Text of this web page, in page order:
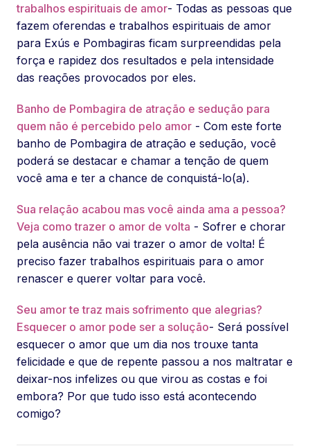
trabalhos espirituais de amor- Todas as pessoas que
fazem oferendas e trabalhos espirituais de amor
para Exús e Pombagiras ficam surpreendidas pela
força e rapidez dos resultados e pela intensidade
das reações provocados por eles.
Banho de Pombagira de atração e sedução para
quem não é percebido pelo amor - Com este forte
banho de Pombagira de atração e sedução, você
poderá se destacar e chamar a tenção de quem
você ama e ter a chance de conquistá-lo(a).
Sua relação acabou mas você ainda ama a pessoa?
Veja como trazer o amor de volta - Sofrer e chorar
pela ausência não vai trazer o amor de volta! É
preciso fazer trabalhos espirituais para o amor
renascer e querer voltar para você.
Seu amor te traz mais sofrimento que alegrias?
Esquecer o amor pode ser a solução- Será possível
esquecer o amor que um dia nos trouxe tanta
felicidade e que de repente passou a nos maltratar e
deixar-nos infelizes ou que virou as costas e foi
embora? Por que tudo isso está acontecendo
comigo?